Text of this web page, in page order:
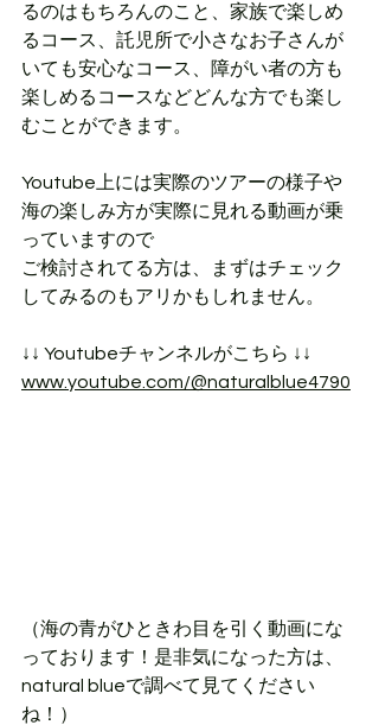
るのはもちろんのこと、家族で楽しめ
るコース、託児所で小さなお子さんが
いても安心なコース、障がい者の方も
楽しめるコースなどどんな方でも楽し
むことができます。
Youtube上には実際のツアーの様子や
海の楽しみ方が実際に見れる動画が乗
っていますので
ご検討されてる方は、まずはチェック
してみるのもアリかもしれません。
↓↓ Youtubeチャンネルがこちら ↓↓
www.youtube.com/@naturalblue4790
（海の青がひときわ目を引く動画にな
っております！是非気になった方は、
natural blueで調べて見てください
ね！）